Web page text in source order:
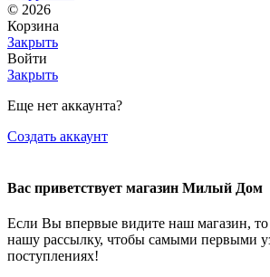
© 2026
Корзина
Закрыть
Войти
Закрыть
Еще нет аккаунта?
Создать аккаунт
Вас приветствует магазин Милый Дом
Если Вы впервые видите наш магазин,
нашу рассылку, чтобы самыми первыми
поступлениях!